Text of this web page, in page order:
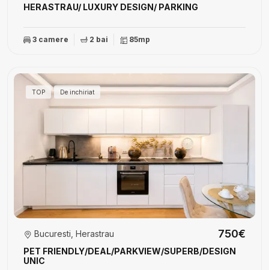
HERASTRAU/ LUXURY DESIGN/ PARKING
3 camere 2 bai 85mp
TOP De inchiriat
PET FRIENDLY/DEAL/PARKVIEW/SUPERB/DESIGN
UNIC
Bucuresti, Herastrau 750€